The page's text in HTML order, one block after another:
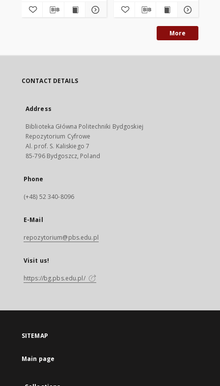
More
CONTACT DETAILS
Address
Biblioteka Główna Politechniki Bydgoskiej
Repozytorium Cyfrowe
Al. prof. S. Kaliskiego 7
85-796 Bydgoszcz, Poland
Phone
(+48) 52 340-8096
E-Mail
repozytorium@pbs.edu.pl
Visit us!
https://bg.pbs.edu.pl/
SITEMAP
Main page